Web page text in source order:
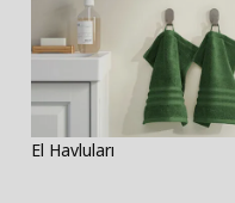
El Havluları